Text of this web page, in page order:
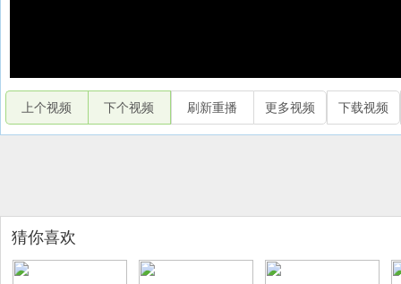
上个视频 下个视频 刷新重播 更多视频 下载视频
猜你喜欢